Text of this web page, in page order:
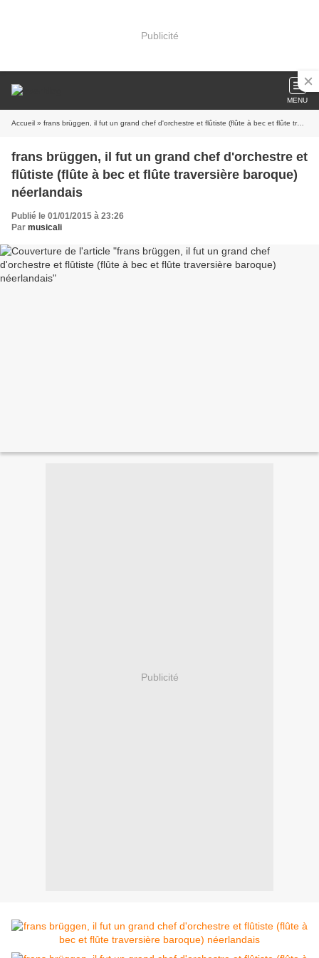
Publicité
MENU
Accueil » frans brüggen, il fut un grand chef d'orchestre et flûtiste (flûte à bec et flûte traversière baroque) néerlandais
frans brüggen, il fut un grand chef d'orchestre et
flûtiste (flûte à bec et flûte traversière baroque)
néerlandais
Publié le 01/01/2015 à 23:26
Par musicali
Publicité